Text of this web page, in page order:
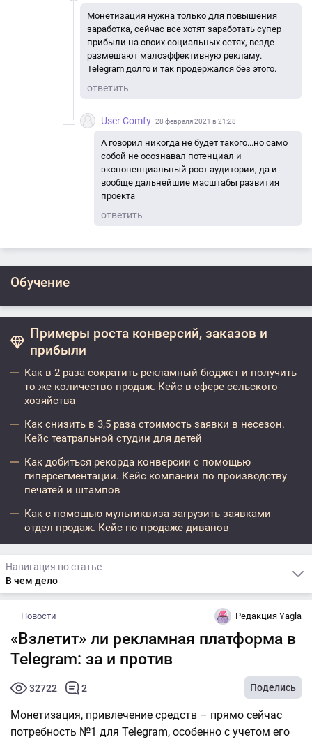
Монетизация нужна только для повышения
заработка, сейчас все хотят заработать супер
прибыли на своих социальных сетях, везде
размешают малоэффективную рекламу.
Telegram долго и так продержался без этого.
ответить
User Comfy 28 февраля 2021 в 21:28
А говорил никогда не будет такого...но само
собой не осознавал потенциал и
экспоненциальный рост аудитории, да и
вообще дальнейшие масштабы развития
проекта
ответить
Обучение
Примеры роста конверсий, заказов и
прибыли
Как в 2 раза сократить рекламный бюджет и получить
то же количество продаж. Кейс в сфере сельского
хозяйства
Как снизить в 3,5 раза стоимость заявки в несезон.
Кейс театральной студии для детей
Как добиться рекорда конверсии с помощью
гиперсегментации. Кейс компании по производству
печатей и штампов
Как с помощью мультиквиза загрузить заявками
отдел продаж. Кейс по продаже диванов
Навигация по статье
В чем дело
Новости Редакция Yagla
«Взлетит» ли рекламная платформа в
Telegram: за и против
32722 2 Поделись
Монетизация, привлечение средств – прямо сейчас
потребность №1 для Telegram, особенно с учетом его